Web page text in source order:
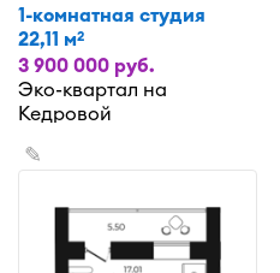
1-комнатная студия
22,11 м2
3 900 000 руб.
Эко-квартал на
Кедровой
✎